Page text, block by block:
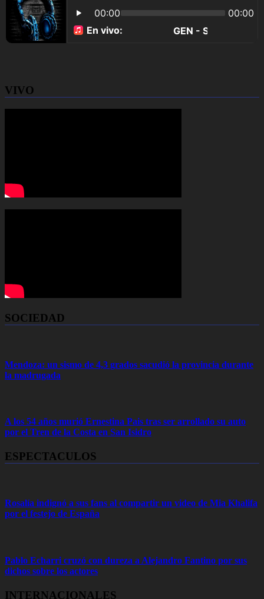
VIVO
SOCIEDAD
Mendoza: un sismo de 4,3 grados sacudió la provincia durante
la madrugada
A los 54 años murió Ernestina Pais tras ser arrollado su auto
por el Tren de la Costa en San Isidro
ESPECTACULOS
Rosalía indignó a sus fans al compartir un video de Mia Khalifa
por el festejo de España
Pablo Echarri cruzó con dureza a Alejandro Fantino por sus
dichos sobre los actores
INTERNACIONALES